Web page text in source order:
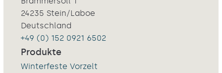
24235 Stein/Laboe
Deutschland
+49 (0) 152 0921 6502
Produkte
Winterfeste Vorzelt